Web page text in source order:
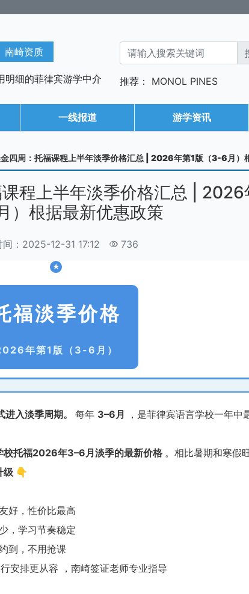
南崎资质
明细的菲律宾游学中介 推荐： MONOL PINES
一线报道 游学资讯
四周：托福课程上半年淡季价格汇总 | 2026年第1版（3-6月）
程上半年淡季价格汇总 | 2026
）根据最新优惠政策
间：2025-12-31 17:12 736
★
福淡季价格
年第1版（3-6月）
入淡季周期。 每年 3–6月 ，是菲律宾语言学校一年中
校托福2026年3–6月淡季的最新价格 。相比暑期和寒假
级 👇
好，性价比最高
，学习节奏稳定
到，不用抢课
安排更从容 ，南崎签证老师专业指导